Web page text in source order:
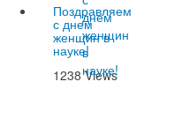
Поздравляем
с днем
женщин в
науке!
1238 Views